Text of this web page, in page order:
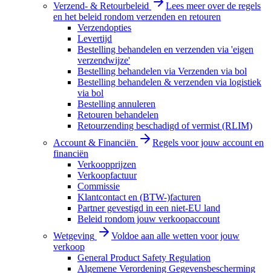
Verzend- & Retourbeleid
Lees meer over de regels
en het beleid rondom verzenden en retouren
Verzendopties
Levertijd
Bestelling behandelen en verzenden via 'eigen
verzendwijze'
Bestelling behandelen via Verzenden via bol
Bestelling behandelen & verzenden via logistiek
via bol
Bestelling annuleren
Retouren behandelen
Retourzending beschadigd of vermist (RLIM)
Account & Financiën
Regels voor jouw account en
financiën
Verkoopprijzen
Verkoopfactuur
Commissie
Klantcontact en (BTW-)facturen
Partner gevestigd in een niet-EU land
Beleid rondom jouw verkoopaccount
Wetgeving
Voldoe aan alle wetten voor jouw
verkoop
General Product Safety Regulation
Algemene Verordening Gegevensbescherming